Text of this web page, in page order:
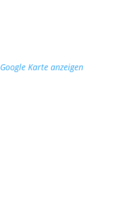
Google Karte anzeigen